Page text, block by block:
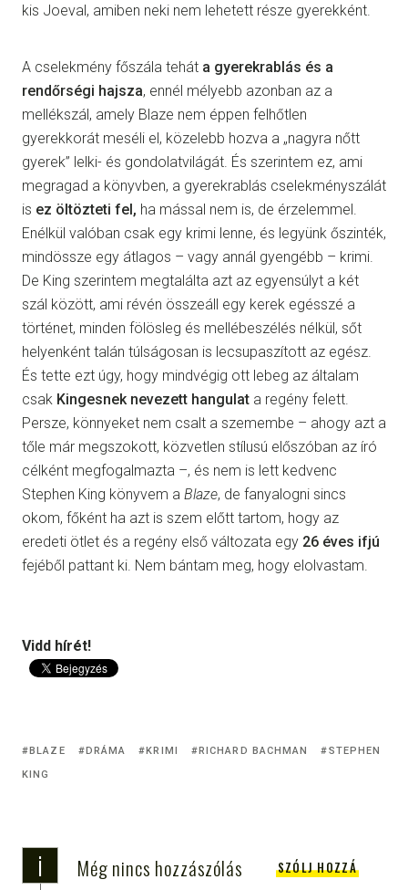
kis Joeval, amiben neki nem lehetett része gyerekként.
A cselekmény főszála tehát a gyerekrablás és a
rendőrségi hajsza, ennél mélyebb azonban az a
mellékszál, amely Blaze nem éppen felhőtlen
gyerekkorát meséli el, közelebb hozva a „nagyra nőtt
gyerek” lelki- és gondolatvilágát. És szerintem ez, ami
megragad a könyvben, a gyerekrablás cselekményszálát
is ez öltözteti fel, ha mással nem is, de érzelemmel.
Enélkül valóban csak egy krimi lenne, és legyünk őszinték,
mindössze egy átlagos – vagy annál gyengébb – krimi.
De King szerintem megtalálta azt az egyensúlyt a két
szál között, ami révén összeáll egy kerek egésszé a
történet, minden fölösleg és mellébeszélés nélkül, sőt
helyenként talán túlságosan is lecsupaszított az egész.
És tette ezt úgy, hogy mindvégig ott lebeg az általam
csak Kingesnek nevezett hangulat a regény felett.
Persze, könnyeket nem csalt a szemembe – ahogy azt a
tőle már megszokott, közvetlen stílusú előszóban az író
célként megfogalmazta –, és nem is lett kedvenc
Stephen King könyvem a Blaze, de fanyalogni sincs
okom, főként ha azt is szem előtt tartom, hogy az
eredeti ötlet és a regény első változata egy 26 éves ifjú
fejéből pattant ki. Nem bántam meg, hogy elolvastam.
Vidd hírét!
BLAZE DRÁMA KRIMI RICHARD BACHMAN
STEPHEN
KING
i Még nincs hozzászólás SZÓLJ HOZZÁ